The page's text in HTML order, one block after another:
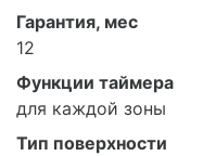
Гарантия, мес
12
Функции таймера
для каждой зоны
Тип поверхности